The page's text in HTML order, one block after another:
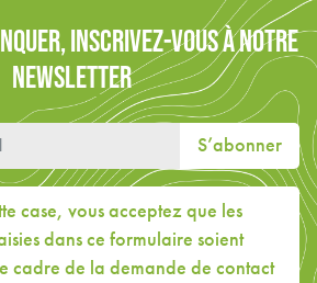
INSCRIVEZ-VOUS À NOTRE
NEWSLETTER
S’abonner
case, vous acceptez que les
dans ce formulaire soient
cadre de la demande de contact